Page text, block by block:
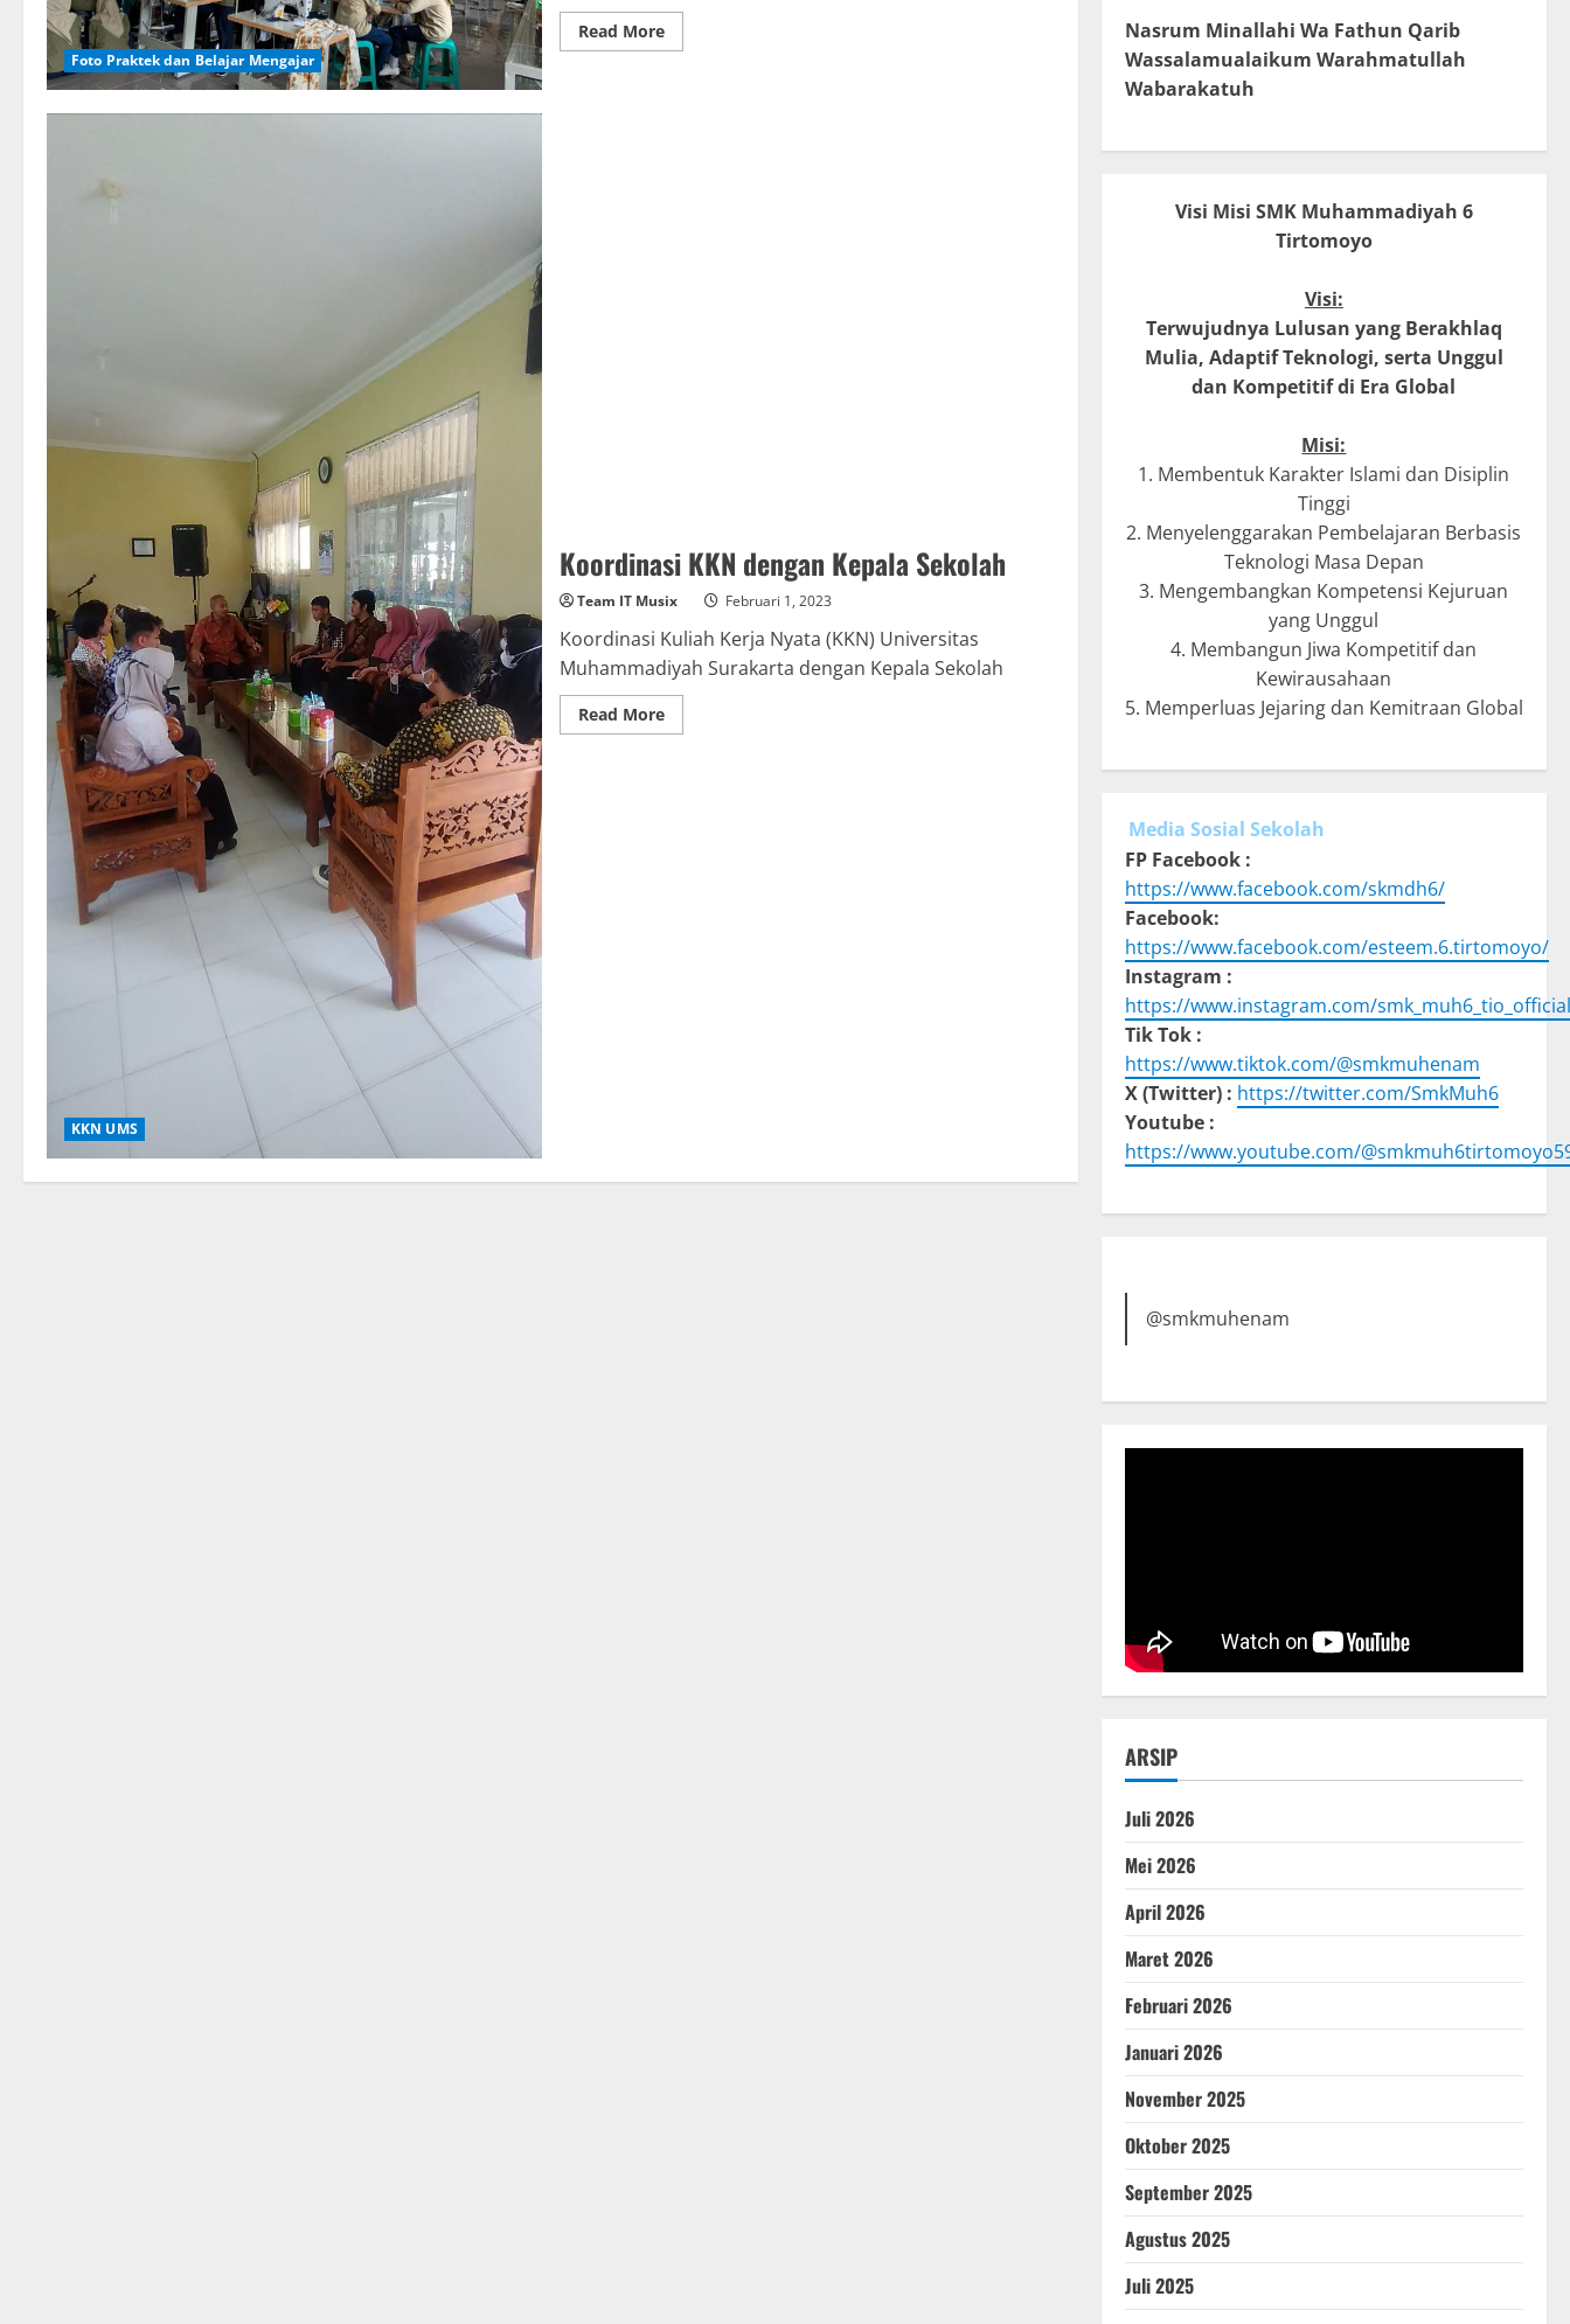
Foto Praktek dan Belajar Mengajar
Read MoreRead
more
KKN UMS
Koordinasi KKN dengan Kepala Sekolah
Team IT Musix Februari 1, 2023
Koordinasi Kuliah Kerja Nyata (KKN) Universitas
Muhammadiyah Surakarta dengan Kepala Sekolah
Read MoreRead
more
Nasrum Minallahi Wa Fathun Qarib
Wassalamualaikum Warahmatullah
Wabarakatuh
Visi Misi SMK Muhammadiyah 6
Tirtomoyo
Visi:
Terwujudnya Lulusan yang Berakhlaq
Mulia, Adaptif Teknologi, serta Unggul
dan Kompetitif di Era Global
Misi:
1. Membentuk Karakter Islami dan Disiplin
Tinggi
2. Menyelenggarakan Pembelajaran Berbasis
Teknologi Masa Depan
3. Mengembangkan Kompetensi Kejuruan
yang Unggul
4. Membangun Jiwa Kompetitif dan
Kewirausahaan
5. Memperluas Jejaring dan Kemitraan Global
Media Sosial Sekolah
FP Facebook :
https://www.facebook.com/skmdh6/
Facebook:
https://www.facebook.com/esteem.6.tirtomoyo/
Instagram :
https://www.instagram.com/
Tik Tok :
https://www.tiktok.com/@smkmuhenam
X (Twitter) : https://twitter.com/SmkMuh6
Youtube :
https://www.youtube.com/
@smkmuhenam
ARSIP
Juli 2026
Mei 2026
April 2026
Maret 2026
Februari 2026
Januari 2026
November 2025
Oktober 2025
September 2025
Agustus 2025
Juli 2025